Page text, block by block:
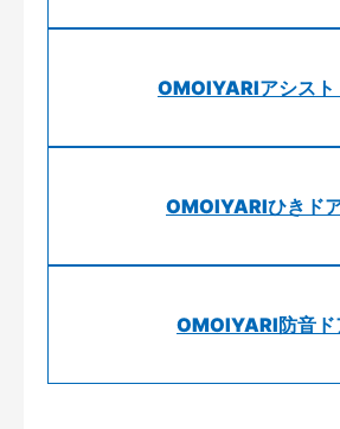
OMOIYARIアシスト
OMOIYARIひきド
OMOIYARI防音ド